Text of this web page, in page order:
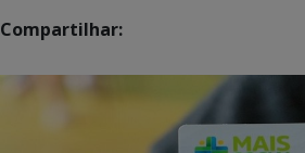
Compartilhar: